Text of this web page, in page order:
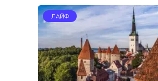
ЛАЙФ